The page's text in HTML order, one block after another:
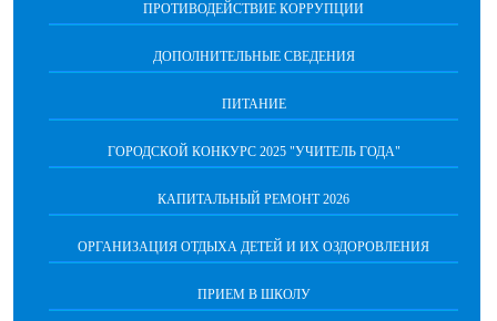
ПРОТИВОДЕЙСТВИЕ КОРРУПЦИИ
ДОПОЛНИТЕЛЬНЫЕ СВЕДЕНИЯ
ПИТАНИЕ
ГОРОДСКОЙ КОНКУРС 2025 "УЧИТЕЛЬ ГОДА"
КАПИТАЛЬНЫЙ РЕМОНТ 2026
ОРГАНИЗАЦИЯ ОТДЫХА ДЕТЕЙ И ИХ ОЗДОРОВЛЕНИЯ
ПРИЕМ В ШКОЛУ